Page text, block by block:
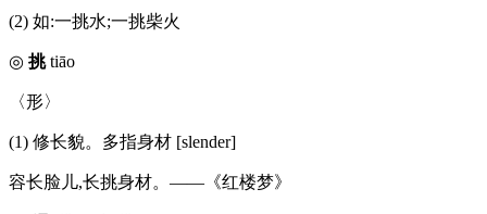
(2) 如:一挑水;一挑柴火
◎ 挑tiāo
〈形〉
(1) 修长貌。多指身材 [slender]
容长脸儿,长挑身材。——《红楼梦》